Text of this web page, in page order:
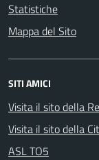
Statistiche
Mappa del Sito
SITI AMICI
Visita il sito della
Visita il sito della
ASL TO5